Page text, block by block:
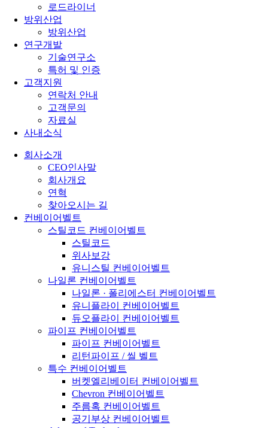
로드라이너
방위산업
방위산업
연구개발
기술연구소
특허 및 인증
고객지원
연락처 안내
고객문의
자료실
사내소식
회사소개
CEO인사말
회사개요
연혁
찾아오시는 길
컨베이어벨트
스틸코드 컨베이어벨트
스틸코드
위사보강
유니스틸 컨베이어벨트
나일론 컨베이어벨트
나일론 · 폴리에스터 컨베이어벨트
유니플라이 컨베이어벨트
듀오플라이 컨베이어벨트
파이프 컨베이어벨트
파이프 컨베이어벨트
리턴파이프 / 씰 벨트
특수 컨베이어벨트
버켓엘리베이터 컨베이어벨트
Chevron 컨베이어벨트
주름혹 컨베이어벨트
공기부상 컨베이어벨트